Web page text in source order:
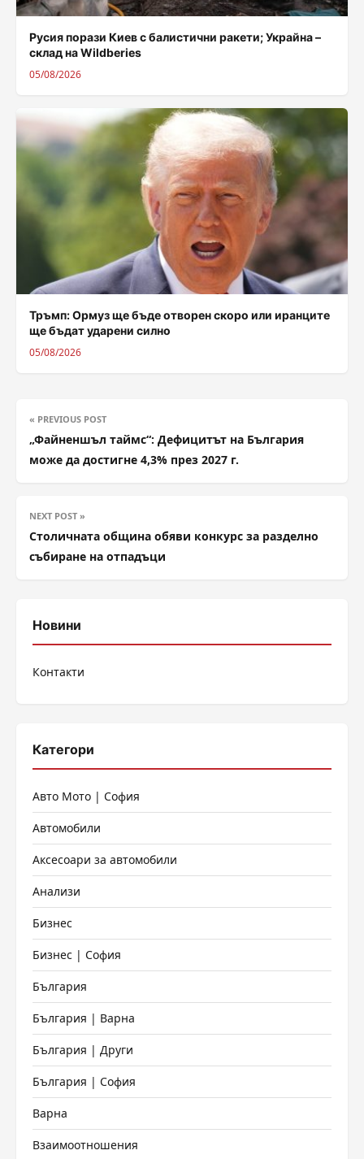
Русия порази Киев с балистични ракети; Украйна –
склад на Wildberies
05/08/2026
Тръмп: Ормуз ще бъде отворен скоро или иранците
ще бъдат ударени силно
05/08/2026
« PREVIOUS POST
„Файненшъл таймс“: Дефицитът на България
може да достигне 4,3% през 2027 г.
NEXT POST »
Столичната община обяви конкурс за разделно
събиране на отпадъци
Новини
Контакти
Категори
Авто Мото | София
Автомобили
Аксесоари за автомобили
Анализи
Бизнес
Бизнес | София
България
България | Варна
България | Други
България | София
Варна
Взаимоотношения